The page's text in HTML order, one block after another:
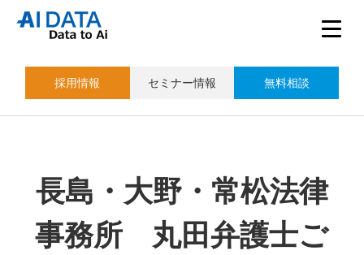
採用情報 セミナー情報 無料相談
長島・大野・常松法律
事務所 丸田弁護士ご